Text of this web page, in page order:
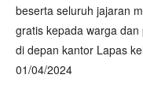
beserta seluruh jajaran
gratis kepada warga
di depan kantor Lapas
01/04/2024